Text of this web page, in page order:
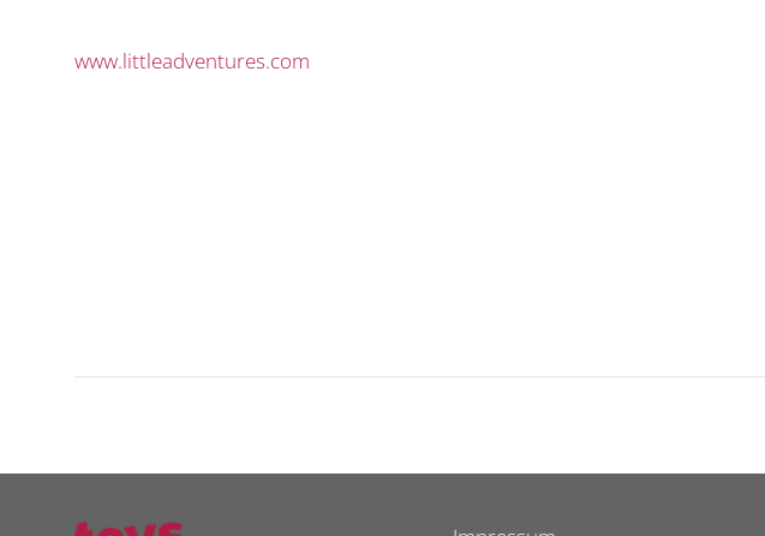
www.littleadventures.com